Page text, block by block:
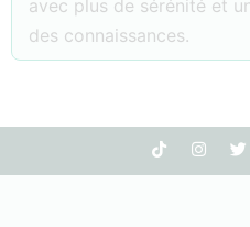
avec plus de sérénité et
des connaissances.